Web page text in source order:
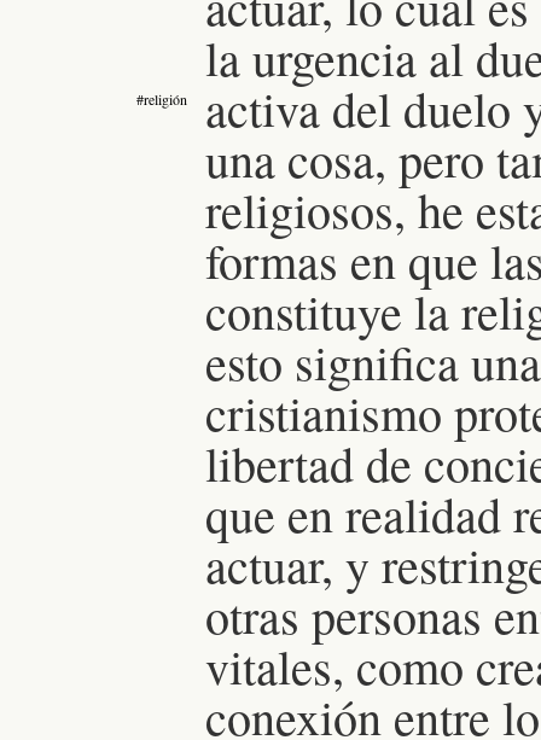
la urgencia al
activa del duelo
#religión
una cosa, pero
religiosos, he
formas en que
constituye la
esto significa
cristianismo
libertad de
que en realidad
actuar, y
otras personas
vitales, como
conexión entre